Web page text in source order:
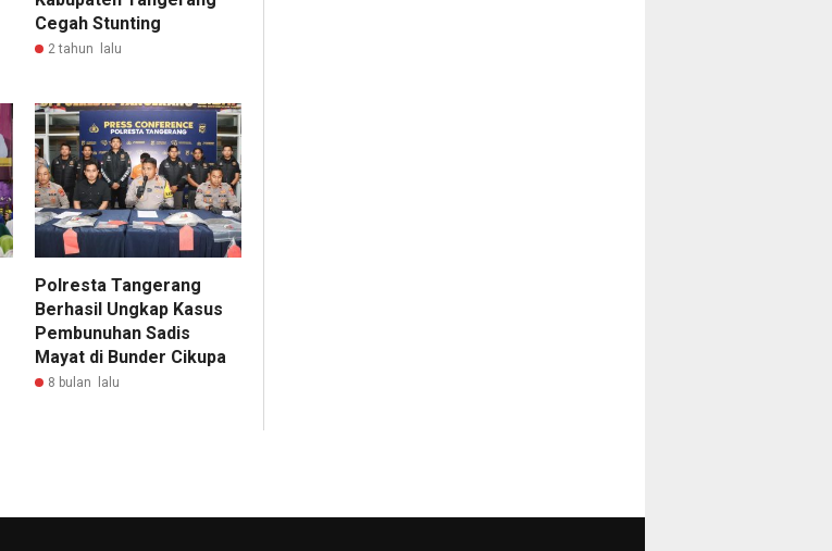
Cegah Stunting
2 tahun lalu
Polresta Tangerang
Berhasil Ungkap Kasus
Pembunuhan Sadis
Mayat di Bunder Cikupa
8 bulan lalu